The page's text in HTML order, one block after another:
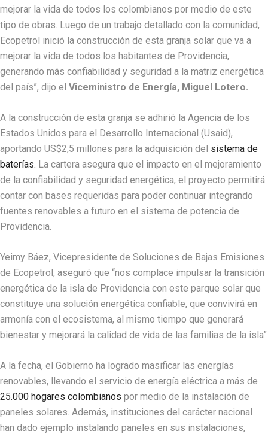
mejorar la vida de todos los colombianos por medio de este
tipo de obras. Luego de un trabajo detallado con la comunidad,
Ecopetrol inició la construcción de esta granja solar que va a
mejorar la vida de todos los habitantes de Providencia,
generando más confiabilidad y seguridad a la matriz energética
del país”, dijo el Viceministro de Energía, Miguel Lotero.
A la construcción de esta granja se adhirió la Agencia de los
Estados Unidos para el Desarrollo Internacional (Usaid),
aportando US$2,5 millones para la adquisición del sistema de
baterías. La cartera asegura que el impacto en el mejoramiento
de la confiabilidad y seguridad energética, el proyecto permitirá
contar con bases requeridas para poder continuar integrando
fuentes renovables a futuro en el sistema de potencia de
Providencia.
Yeimy Báez, Vicepresidente de Soluciones de Bajas Emisiones
de Ecopetrol, aseguró que “nos complace impulsar la transición
energética de la isla de Providencia con este parque solar que
constituye una solución energética confiable, que convivirá en
armonía con el ecosistema, al mismo tiempo que generará
bienestar y mejorará la calidad de vida de las familias de la isla”
A la fecha, el Gobierno ha logrado masificar las energías
renovables, llevando el servicio de energía eléctrica a más de
25.000 hogares colombianos por medio de la instalación de
paneles solares. Además, instituciones del carácter nacional
han dado ejemplo instalando paneles en sus instalaciones,